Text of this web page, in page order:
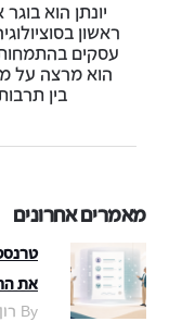
יונתן הוא
ראשון
עסקים בהתמחות
הוא מרצה על
בין
מאמרים אחרונים
את
By רון בן עוז